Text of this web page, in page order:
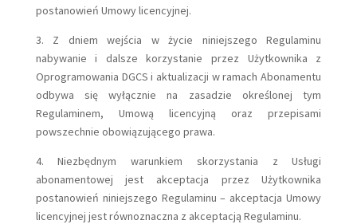
postanowień Umowy licencyjnej.
3. Z dniem wejścia w życie niniejszego Regulaminu
nabywanie i dalsze korzystanie przez Użytkownika z
Oprogramowania DGCS i aktualizacji w ramach Abonamentu
odbywa się wyłącznie na zasadzie określonej tym
Regulaminem, Umową licencyjną oraz przepisami
powszechnie obowiązującego prawa.
4. Niezbędnym warunkiem skorzystania z Usługi
abonamentowej jest akceptacja przez Użytkownika
postanowień niniejszego Regulaminu – akceptacja Umowy
licencyjnej jest równoznaczna z akceptacją Regulaminu.